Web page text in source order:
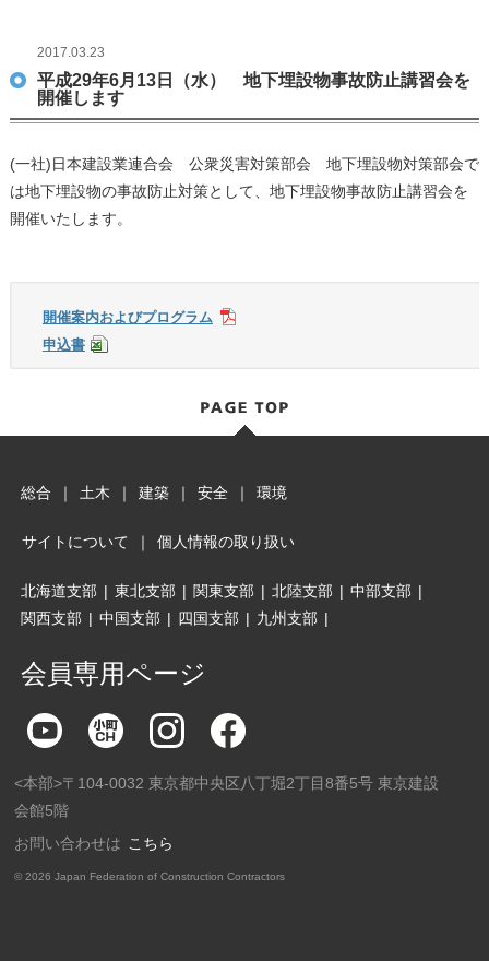
2017.03.23
平成29年6月13日（水） 地下埋設物事故防止講習会を
開催します
(一社)日本建設業連合会 公衆災害対策部会 地下埋設物対策部会で
は地下埋設物の事故防止対策として、地下埋設物事故防止講習会を
開催いたします。
開催案内およびプログラム
申込書
総合 ｜ 土木 ｜ 建築 ｜ 安全 ｜ 環境
サイトについて ｜ 個人情報の取り扱い
北海道支部 | 東北支部 | 関東支部 | 北陸支部 | 中部支部 |
関西支部 | 中国支部 | 四国支部 | 九州支部 |
会員専用ページ
<本部>〒104-0032 東京都中央区八丁堀2丁目8番5号 東京建設
会館5階
お問い合わせは こちら
©2026 Japan Federation of Construction Contractors